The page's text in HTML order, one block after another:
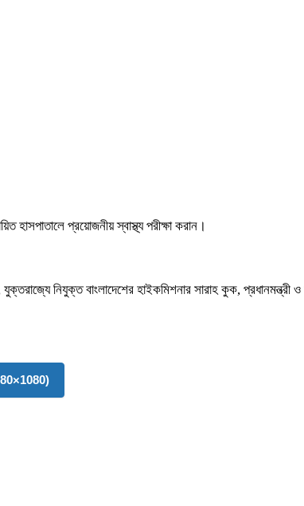
হাসপাতালে প্রয়োজনীয় স্বাস্থ্য পরীক্ষা করান।
নিযুক্ত বাংলাদেশের হাইকমিশনার সারাহ কুক, প্রধানমন্ত্রী ও